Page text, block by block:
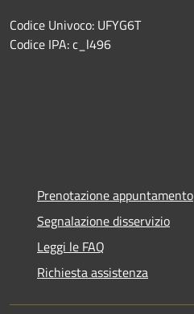
Codice Univoco: UFYG6T
Codice IPA: c_l496
Prenotazione appuntamento
Segnalazione disservizio
Leggi le FAQ
Richiesta assistenza